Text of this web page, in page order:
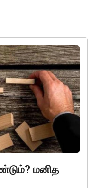
மனித